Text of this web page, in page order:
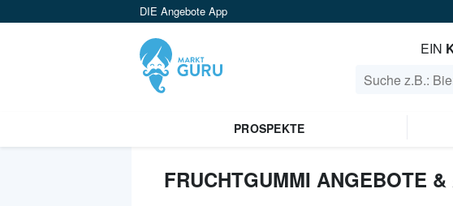
DIE Angebote App
EIN
PROSPEKTE
FRUCHTGUMMI ANGEBOTE